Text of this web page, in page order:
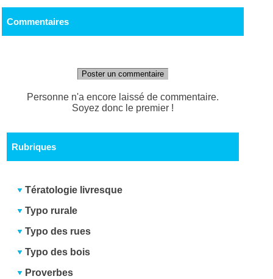
Commentaires
Poster un commentaire
Personne n'a encore laissé de commentaire.
Soyez donc le premier !
Rubriques
Tératologie livresque
Typo rurale
Typo des rues
Typo des bois
Proverbes